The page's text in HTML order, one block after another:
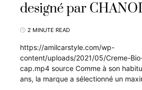
designé par
2 MINUTE READ
https://amilcarstyle.com/wp-
content/uploads/2021/05/Creme-
cap.mp4 source Comme à son
ans, la marque a sélectionné un